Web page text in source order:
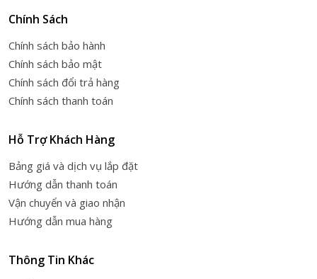
Chính Sách
Chính sách bảo hành
Chính sách bảo mật
Chính sách đổi trả hàng
Chính sách thanh toán
Hỗ Trợ Khách Hàng
Bảng giá và dịch vụ lắp đặt
Hướng dẫn thanh toán
Vận chuyển và giao nhận
Hướng dẫn mua hàng
Thông Tin Khác